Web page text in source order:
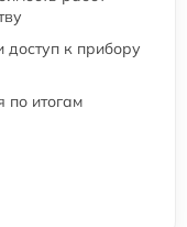
доступ к прибору
по итогам